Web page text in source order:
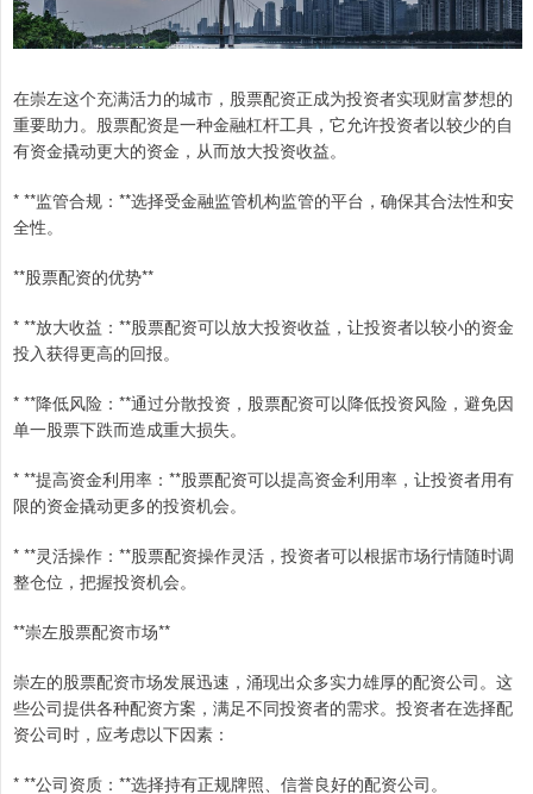
在崇左这个充满活力的城市，股票配资正成为投资者实现财富梦想的
重要助力。股票配资是一种金融杠杆工具，它允许投资者以较少的自
有资金撬动更大的资金，从而放大投资收益。
* **监管合规：**选择受金融监管机构监管的平台，确保其合法性和安
全性。
**股票配资的优势**
* **放大收益：**股票配资可以放大投资收益，让投资者以较小的资金
投入获得更高的回报。
* **降低风险：**通过分散投资，股票配资可以降低投资风险，避免因
单一股票下跌而造成重大损失。
* **提高资金利用率：**股票配资可以提高资金利用率，让投资者用有
限的资金撬动更多的投资机会。
* **灵活操作：**股票配资操作灵活，投资者可以根据市场行情随时调
整仓位，把握投资机会。
**崇左股票配资市场**
崇左的股票配资市场发展迅速，涌现出众多实力雄厚的配资公司。这
些公司提供各种配资方案，满足不同投资者的需求。投资者在选择配
资公司时，应考虑以下因素：
* **公司资质：**选择持有正规牌照、信誉良好的配资公司。